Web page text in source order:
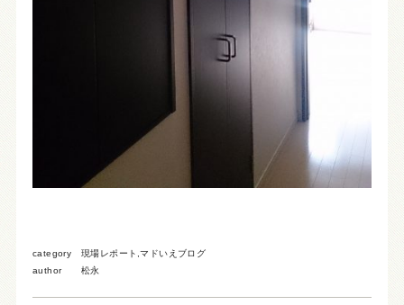
category 現場レポート ,マドいえブログ
author
松永